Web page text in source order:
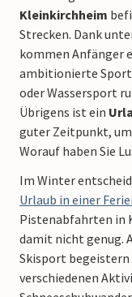
Kleinkirchheim
Strecken. Dank
kommen Anfänger
ambitionierte
oder Wassersport
Übrigens ist ein
guter Zeitpunkt,
Worauf haben Sie
Im Winter
Urlaub in einer
Pistenabfahrten in
damit nicht genug.
Skisport
verschiedenen